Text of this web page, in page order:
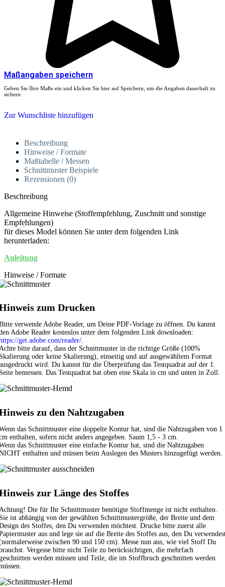
Maßangaben speichern
Geben Sie Ihre Maße ein und klicken Sie hier auf Speichern, um die Angaben dauerhaft zu
sichern.
Zur Wunschliste hinzufügen
Beschreibung
Hinweise / Formate
Maßtabelle / Messen
Schnittmuster Beispiele
Rezensionen (0)
Beschreibung
Allgemeine Hinweise (Stoffempfehlung, Zuschnitt und sonstige
Empfehlungen)
für dieses Model können Sie unter dem folgenden Link
herunterladen:
Anleitung
Hinweise / Formate
zum Drucken
verwende Adobe Reader, um Deine PDF-Vorlage zu öffnen. Du kannst
Adobe Reader kostenlos unter dem folgenden Link downloaden:
get.adobe.com/reader/.
bitte darauf, dass der Schnittmuster in die richtige Größe (100%
oder keine Skalierung), einseitig und auf ausgewähltem Format
wird. Du kannst für die Überprüfung das Testquadrat auf der 1.
bemessen. Das Testquadrat hat oben eine Skala in cm und unten in Zoll.
zu den Nahtzugaben
das Schnittmuster eine doppelte Kontur hat, sind die Nahtzugaben von 1
enthalten, sofern nicht anders angegeben. Saum 1,5 - 3 cm.
das Schnittmuster eine einfache Kontur hat, sind die Nahtzugaben
enthalten und müssen beim Auslegen des Musters hinzugefügt werden.
zur Länge des Stoffes
Die für Ihr Schnittmuster benötigte Stoffmenge ist nicht enthalten.
ist abhängig von der gewählten Schnittmustergröße, der Breite und dem
des Stoffes, den Du verwenden möchtest. Drucke bitte zuerst alle
aus und lege sie auf die Breite des Stoffes aus, den Du
zwischen 90 und 150 cm). Messe nun aus, wie viel Stoff Du
Vergesse bitte nicht Teile zu berücksichtigen, die mehrfach
werden müssen und Teile, die im Stoffbruch geschnitten werden